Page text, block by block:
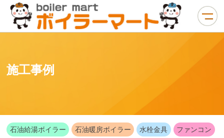
施工事例
石油給湯ボイラー 石油暖房ボイラー 水栓金具 ファンコン